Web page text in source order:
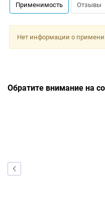
Применимость Отзывы
Нет информации о
Обратите внимание на